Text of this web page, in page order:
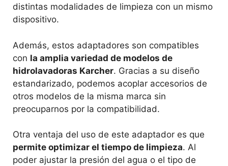
distintas modalidades de limpieza con un mismo
dispositivo.
Además, estos adaptadores son compatibles
con la amplia variedad de modelos de
hidrolavadoras Karcher. Gracias a su diseño
estandarizado, podemos acoplar accesorios de
otros modelos de la misma marca sin
preocuparnos por la compatibilidad.
Otra ventaja del uso de este adaptador es que
permite optimizar el tiempo de limpieza. Al
poder ajustar la presión del agua o el tipo de